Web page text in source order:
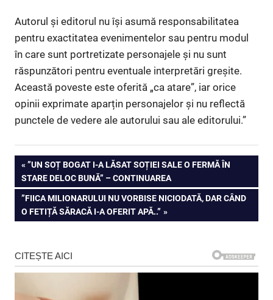
Autorul și editorul nu își asumă responsabilitatea
pentru exactitatea evenimentelor sau pentru modul
în care sunt portretizate personajele și nu sunt
răspunzători pentru eventuale interpretări greșite.
Această poveste este oferită „ca atare”, iar orice
opinii exprimate aparțin personajelor și nu reflectă
punctele de vedere ale autorului sau ale editorului.”
Navigare
în
articole
PREVIOUS
POST:
”UN SOȚ BOGAT I-A LĂSAT SOȚIEI SALE O FERMĂ ÎN
STARE DELOC BUNĂ” – CONTINUAREA
NEXT
POST:
”FIICA MILIONARULUI NU VORBISE NICIODATĂ, DAR CÂND
O FETIȚĂ SĂRACĂ I-A OFERIT APĂ..”